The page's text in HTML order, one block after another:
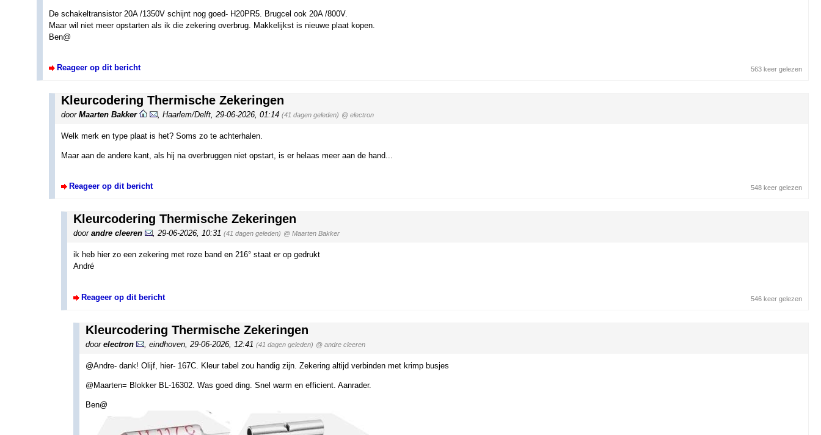
De schakeltransistor 20A /1350V schijnt nog goed- H20PR5. Brugcel ook 20A /800V.
Maar wil niet meer opstarten als ik die zekering overbrug. Makkelijkst is nieuwe plaat kopen.
Ben@
Reageer op dit bericht 563 keer gelezen
Kleurcodering Thermische Zekeringen
door Maarten Bakker , Haarlem/Delft, 29-06-2026, 01:14 (41 dagen geleden) @ electron
Welk merk en type plaat is het? Soms zo te achterhalen.
Maar aan de andere kant, als hij na overbruggen niet opstart, is er helaas meer aan de hand...
Reageer op dit bericht 548 keer gelezen
Kleurcodering Thermische Zekeringen
door andre cleeren , 29-06-2026, 10:31 (41 dagen geleden) @ Maarten Bakker
ik heb hier zo een zekering met roze band en 216° staat er op gedrukt
André
Reageer op dit bericht 546 keer gelezen
Kleurcodering Thermische Zekeringen
door electron eindhoven 29-06-2026, 12:41 (41 dagen geleden) @ andre cleeren
@Andre- dank! Olijf, hier- 167C. Kleur tabel zou handig zijn. Zekering altijd verbinden met krimp busjes
@Maarten= Blokker BL-16302. Was goed ding. Snel warm en efficient. Aanrader.
Ben@